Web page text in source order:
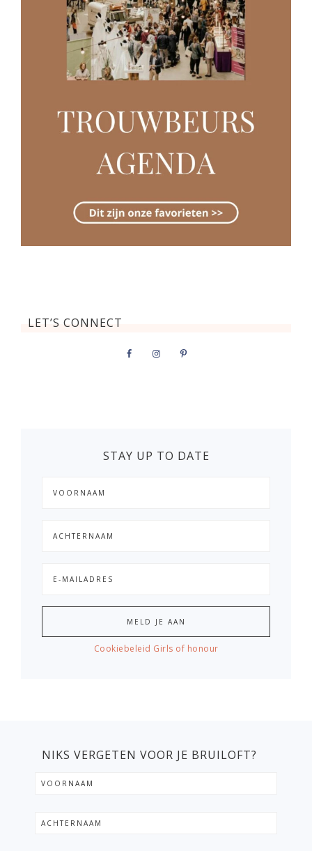
LET’S CONNECT
STAY UP TO DATE
Cookiebeleid Girls of honour
NIKS VERGETEN VOOR JE BRUILOFT?